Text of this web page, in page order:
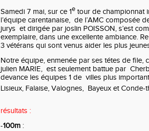
Samedi 7 mai, sur ce 1e tour de championnat
l’équipe carentanaise, de l’AMC composée
jurys et dirigée par joslin POISSON, s’est
exemplaire, dans une excellente ambiance.
3 vétérans qui sont venus aider les plus
Notre équipe, enmenée par ses tétes de file,
julien MARIE, est seulement battue par
devance les équipes 1 de villes plus
Lisieux, Falaise, Valognes, Bayeux et
résultats :
-100m :